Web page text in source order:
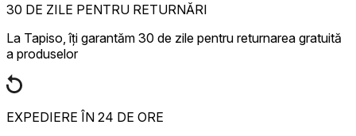
30 DE ZILE PENTRU RETURNĂRI
La Tapiso, îți garantăm 30 de zile pentru returnarea gratuită
a produselor
EXPEDIERE ÎN 24 DE ORE